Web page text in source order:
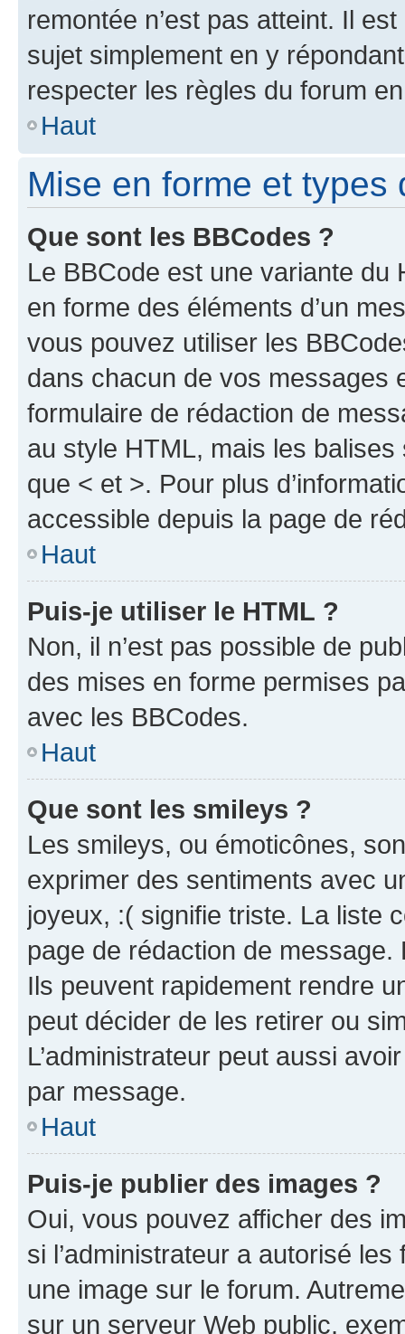
remontée n’est pas atteint. Il
sujet simplement en y
respecter les règles du forum
Haut
Mise en forme et types
Que sont les BBCodes ?
Le BBCode est une variante du
en forme des éléments d’un
vous pouvez utiliser les
dans chacun de vos messages
formulaire de rédaction de
au style HTML, mais les
que < et >. Pour plus
accessible depuis la page de
Haut
Puis-je utiliser le HTML ?
Non, il n’est pas possible de
des mises en forme permises
avec les BBCodes.
Haut
Que sont les smileys ?
Les smileys, ou émoticônes,
exprimer des sentiments avec
joyeux, :( signifie triste. La liste
page de rédaction de
Ils peuvent rapidement rendre
peut décider de les retirer ou
L’administrateur peut aussi
par message.
Haut
Puis-je publier des images ?
Oui, vous pouvez afficher des
si l’administrateur a autorisé
une image sur le forum.
sur un serveur Web public,